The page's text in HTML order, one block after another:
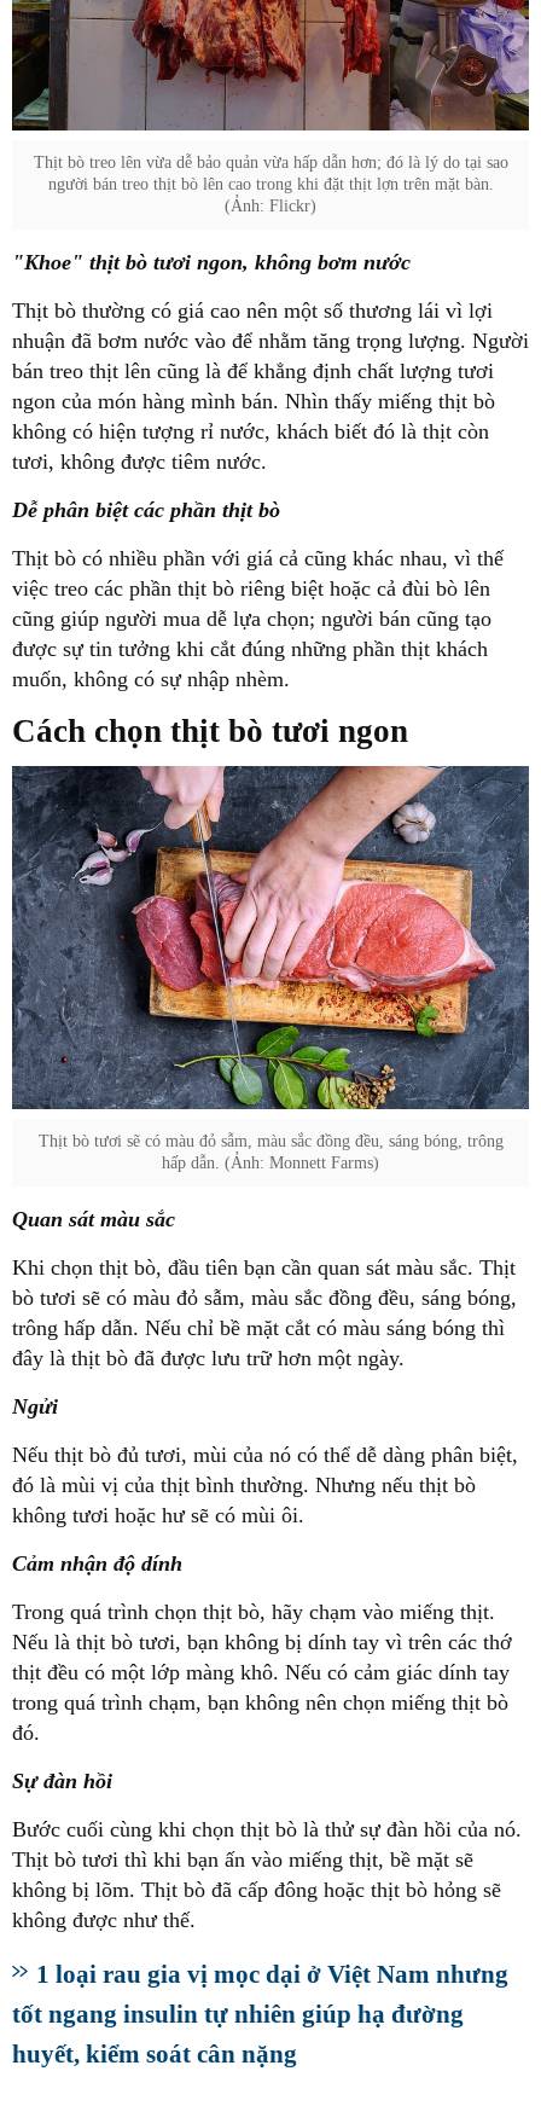
Thịt bò treo lên vừa dễ bảo quản vừa hấp dẫn hơn; đó là lý do tại sao
người bán treo thịt bò lên cao trong khi đặt thịt lợn trên mặt bàn.
(Ảnh: Flickr)
"Khoe" thịt bò tươi ngon, không bơm nước
Thịt bò thường có giá cao nên một số thương lái vì lợi
nhuận đã bơm nước vào để nhằm tăng trọng lượng. Người
bán treo thịt lên cũng là để khẳng định chất lượng tươi
ngon của món hàng mình bán. Nhìn thấy miếng thịt bò
không có hiện tượng rỉ nước, khách biết đó là thịt còn
tươi, không được tiêm nước.
Dễ phân biệt các phần thịt bò
Thịt bò có nhiều phần với giá cả cũng khác nhau, vì thế
việc treo các phần thịt bò riêng biệt hoặc cả đùi bò lên
cũng giúp người mua dễ lựa chọn; người bán cũng tạo
được sự tin tưởng khi cắt đúng những phần thịt khách
muốn, không có sự nhập nhèm.
Cách chọn thịt bò tươi ngon
Thịt bò tươi sẽ có màu đỏ sẫm, màu sắc đồng đều, sáng bóng, trông
hấp dẫn. (Ảnh: Monnett Farms)
Quan sát màu sắc
Khi chọn thịt bò, đầu tiên bạn cần quan sát màu sắc. Thịt
bò tươi sẽ có màu đỏ sẫm, màu sắc đồng đều, sáng bóng,
trông hấp dẫn. Nếu chỉ bề mặt cắt có màu sáng bóng thì
đây là thịt bò đã được lưu trữ hơn một ngày.
Ngửi
Nếu thịt bò đủ tươi, mùi của nó có thể dễ dàng phân biệt,
đó là mùi vị của thịt bình thường. Nhưng nếu thịt bò
không tươi hoặc hư sẽ có mùi ôi.
Cảm nhận độ dính
Trong quá trình chọn thịt bò, hãy chạm vào miếng thịt.
Nếu là thịt bò tươi, bạn không bị dính tay vì trên các thớ
thịt đều có một lớp màng khô. Nếu có cảm giác dính tay
trong quá trình chạm, bạn không nên chọn miếng thịt bò
đó.
Sự đàn hồi
Bước cuối cùng khi chọn thịt bò là thử sự đàn hồi của nó.
Thịt bò tươi thì khi bạn ấn vào miếng thịt, bề mặt sẽ
không bị lõm. Thịt bò đã cấp đông hoặc thịt bò hỏng sẽ
không được như thế.
1 loại rau gia vị mọc dại ở Việt Nam nhưng
tốt ngang insulin tự nhiên giúp hạ đường
huyết, kiểm soát cân nặng